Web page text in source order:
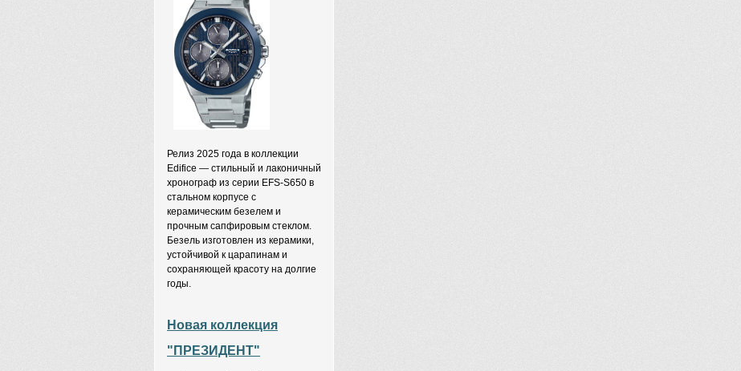
Релиз 2025 года в коллекции
Edifice — стильный и лаконичный
хронограф из серии EFS-S650 в
стальном корпусе с
керамическим безелем и
прочным сапфировым стеклом.
Безель изготовлен из керамики,
устойчивой к царапинам и
сохраняющей красоту на долгие
годы.
Новая коллекция
"ПРЕЗИДЕНТ"